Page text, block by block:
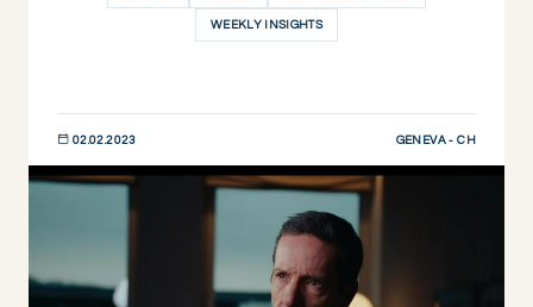
WEEKLY INSIGHTS
02.02.2023 GENEVA - CH